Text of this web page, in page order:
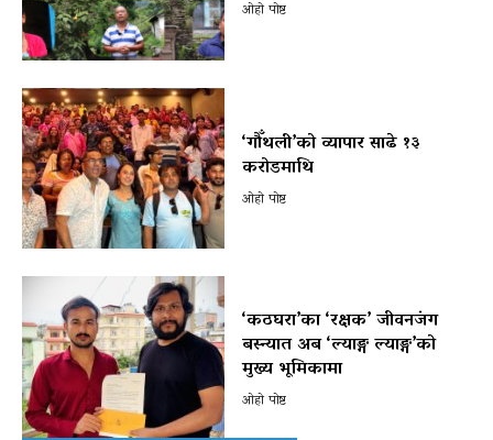
ओहो पोष्ट
‘गौँथली’को व्यापार साढे १३
करोडमाथि
ओहो पोष्ट
‘कठघरा’का ‘रक्षक’ जीवनजंग
बस्न्यात अब ‘ल्याङ्ग ल्याङ्ग’को
मुख्य भूमिकामा
ओहो पोष्ट